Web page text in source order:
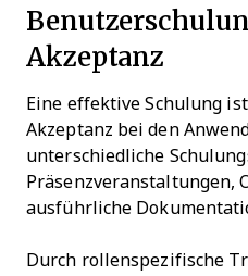
Akzeptanz
Eine effektive Schulung
Akzeptanz bei den
unterschiedliche
Präsenzveranstaltungen,
ausführliche
Durch rollenspezifische